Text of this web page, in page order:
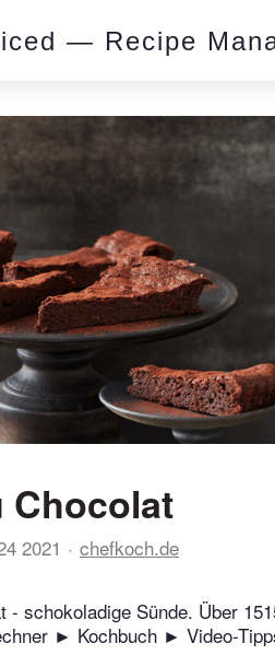
— Recipe
Chocolat
2021 chefkoch.de
- schokoladige Sünde. Über
► Kochbuch ► Video-